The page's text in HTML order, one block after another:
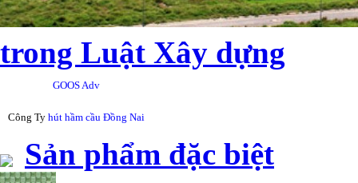
trong Luật Xây dựng
GOOS Adv
Công Ty hút hầm cầu Đồng Nai
Sản phẩm đặc biệt